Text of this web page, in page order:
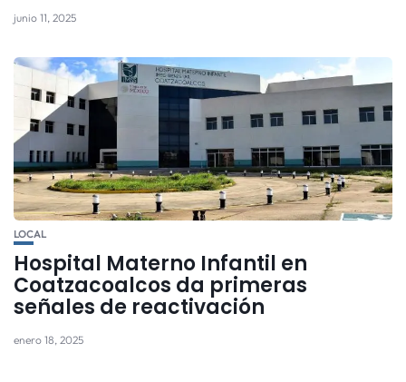
junio 11, 2025
LOCAL
Hospital Materno Infantil en
Coatzacoalcos da primeras
señales de reactivación
enero 18, 2025